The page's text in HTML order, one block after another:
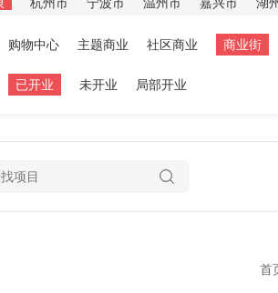
购物中心 主题商业 社区商业 商业街
已开业 未开业 局部开业
首